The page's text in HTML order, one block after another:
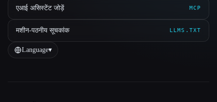
एआई असिस्टेंट जोड़ें MCP
मशीन-पठनीय सूचकांक LLMS.TXT
Language▾